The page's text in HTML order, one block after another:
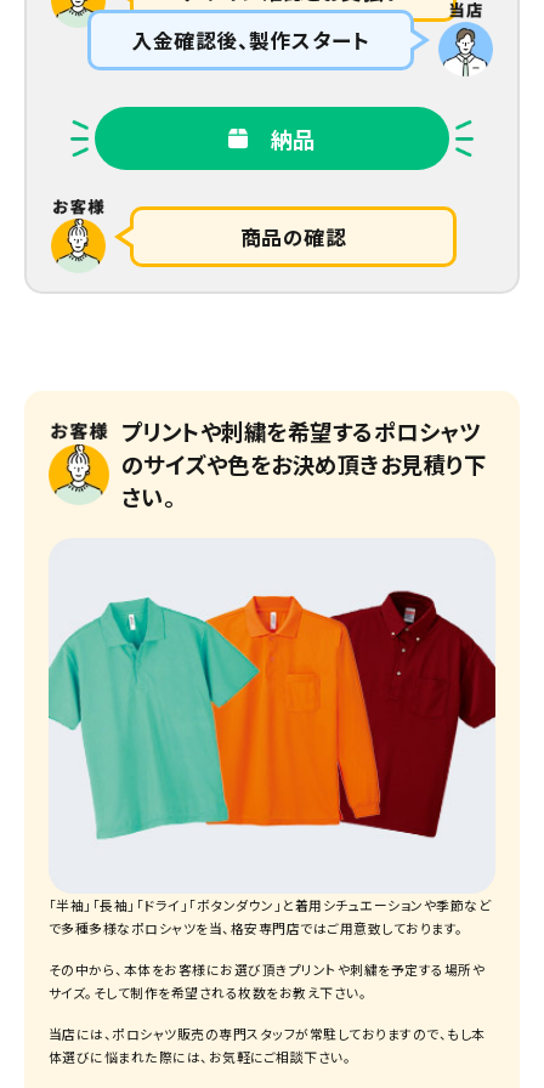
入金確認後、製作スタート
納品
商品の確認
プリントや刺繍を希望するポロシャツ
のサイズや色をお決め頂きお見積り下
さい。
「半袖」「長袖」「ドライ」「ボタンダウン」と着用シチュエーションや季節など
で多種多様なポロシャツを当、格安専門店ではご用意致しております。
その中から、本体をお客様にお選び頂きプリントや刺繍を予定する場所や
サイズ。そして制作を希望される枚数をお教え下さい。
当店には、ポロシャツ販売の専門スタッフが常駐しておりますので、もし本
体選びに悩まれた際には、お気軽にご相談下さい。